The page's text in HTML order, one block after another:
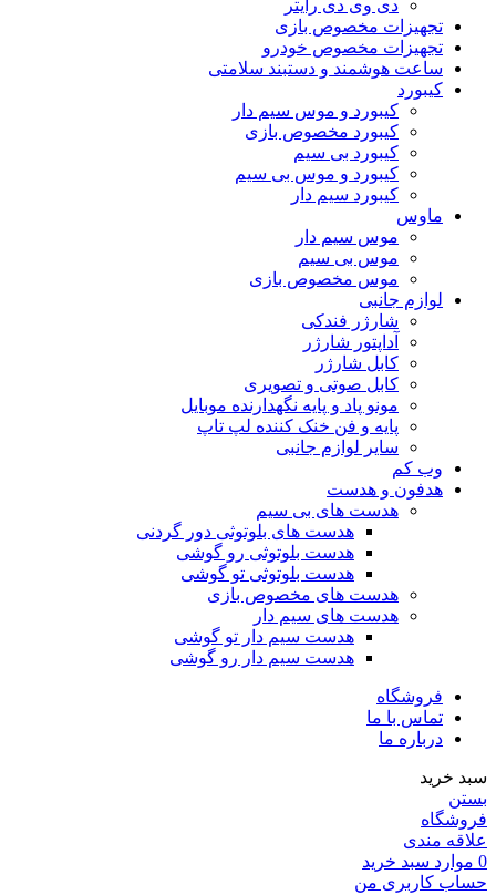
دی وی دی رایتر
تجهیزات مخصوص بازی
تجهیزات مخصوص خودرو
ساعت هوشمند و دستبند سلامتی
کیبورد
کیبورد و موس سیم دار
کیبورد مخصوص بازی
کیبورد بی سیم
کیبورد و موس بی سیم
کیبورد سیم دار
ماوس
موس سیم دار
موس بی سیم
موس مخصوص بازی
لوازم جانبی
شارژر فندکی
آداپتور شارژر
کابل شارژر
کابل صوتی و تصویری
مونو پاد و پایه نگهدارنده موبایل
پایه و فن خنک کننده لپ تاپ
سایر لوازم جانبی
وب کم
هدفون و هدست
هدست های بی سیم
هدست های بلوتوثی دور گردنی
هدست بلوتوثی رو گوشی
هدست بلوتوثی تو گوشی
هدست های مخصوص بازی
هدست های سیم دار
هدست سیم دار تو گوشی
هدست سیم دار رو گوشی
فروشگاه
تماس با ما
درباره ما
سبد خرید
بستن
فروشگاه
علاقه مندی
0 موارد سبد خرید
حساب کاربری من